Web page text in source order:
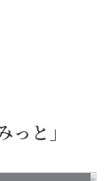
と」